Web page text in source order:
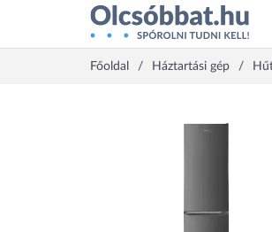
Főoldal Háztartási gép